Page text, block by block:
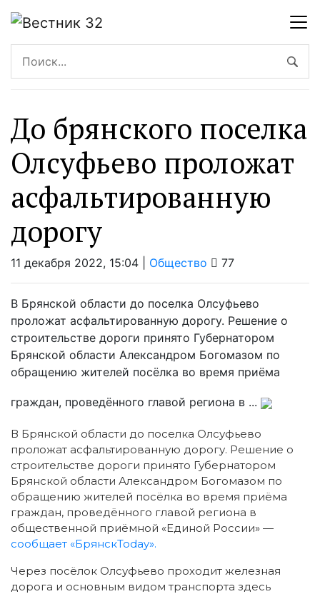
До брянского поселка
Олсуфьево проложат
асфальтированную
дорогу
11 декабря 2022, 15:04 | Общество 77
В Брянской области до поселка Олсуфьево
проложат асфальтированную дорогу. Решение о
строительстве дороги принято Губернатором
Брянской области Александром Богомазом по
обращению жителей посёлка во время приёма
граждан, проведённого главой региона в ...
В Брянской области до поселка Олсуфьево
проложат асфальтированную дорогу. Решение о
строительстве дороги принято Губернатором
Брянской области Александром Богомазом по
обращению жителей посёлка во время приёма
граждан, проведённого главой региона в
общественной приёмной «Единой России» —
сообщает «БрянскToday».
Через посёлок Олсуфьево проходит железная
дорога и основным видом транспорта здесь